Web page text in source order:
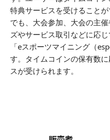
特典サービスを受けること
でも、大会参加、大会の主
ズやサービス取引などに応
「eスポーツマイニング（
す。タイムコインの保有数
スが受けられます。